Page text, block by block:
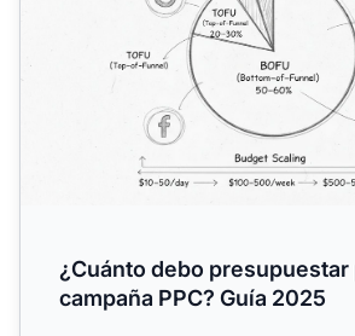
¿Cuánto debo presupuestar
campaña PPC? Guía 2025